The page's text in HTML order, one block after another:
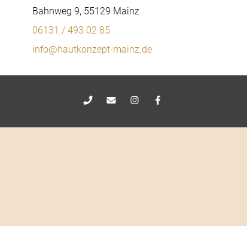
Bahnweg 9, 55129 Mainz
06131 / 493 02 85
info@hautkonzept-mainz.de